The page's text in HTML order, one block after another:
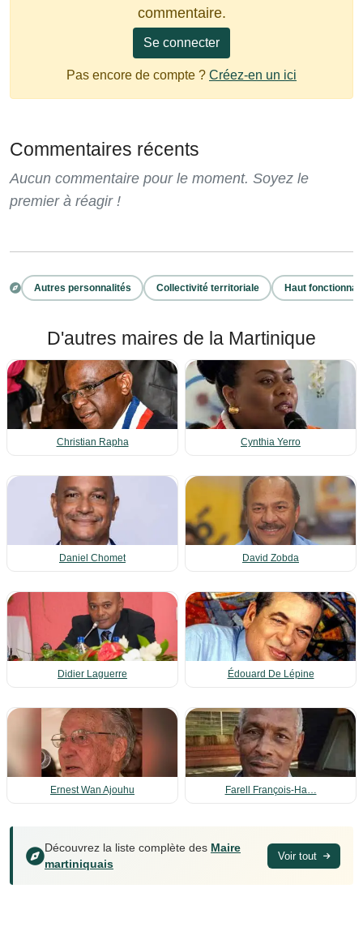
commentaire.
Se connecter
Pas encore de compte ? Créez-en un ici
Commentaires récents
Aucun commentaire pour le moment. Soyez le
premier à réagir !
Autres personnalités Collectivité territoriale Haut
D'autres maires de la Martinique
Christian Rapha Cynthia Yerro
Daniel Chomet David Zobda
Didier Laguerre Édouard De Lépine
Ernest Wan Ajouhu Farell François-Ha…
Découvrez la liste complète des Maire
martiniquais
Voir tout